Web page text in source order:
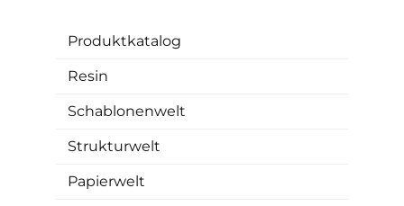
Produktkatalog
Resin
Schablonenwelt
Strukturwelt
Papierwelt